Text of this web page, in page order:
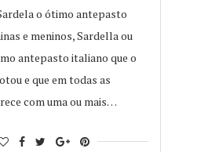
o ótimo antepasto
e meninos, Sardella ou
antepasto italiano que o
e que em todas as
com uma ou mais…